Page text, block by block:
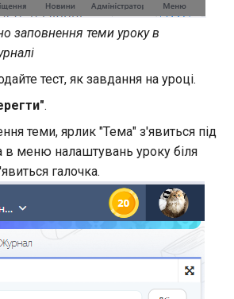
заповнення теми уроку в
тест, як завдання на уроці.
.
теми, ярлик "Тема" з'явиться під
в меню налаштувань уроку біля
галочка.